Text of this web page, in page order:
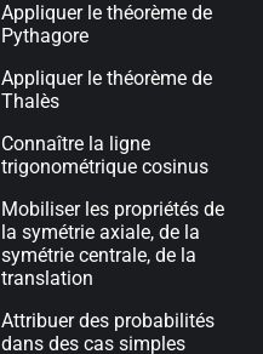
Appliquer le théorème de
Pythagore
Appliquer le théorème de
Thalès
Connaître la ligne
trigonométrique cosinus
Mobiliser les propriétés de
la symétrie axiale, de la
symétrie centrale, de la
translation
Attribuer des probabilités
dans des cas simples